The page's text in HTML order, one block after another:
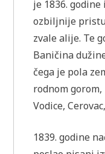
je 1836.
ozbiljnije
zvale alije. Te
Baničina
čega je pola
rodnom
Vodice,
1839. godine